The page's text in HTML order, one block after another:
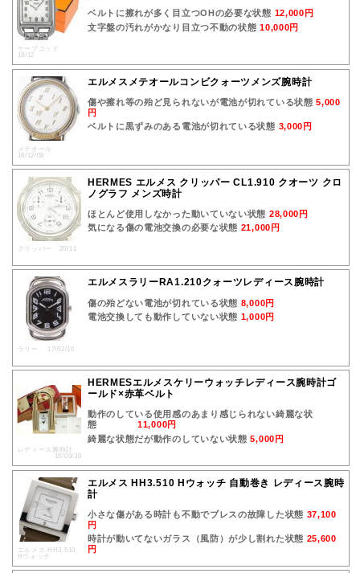
ケープコッド
18/12
ベルトに擦れが多く目立つOHの必要な状態 12,000円
文字盤の汚れがかなり目立つ不動の状態10,000円
メテオール
16/12/08
エルメスメテオールコンビクォーツメンズ腕時計
傷や擦れ等の殆ど見られないが電池が切れている状態5,000
円
ベルトに黒ずみのある電池が切れている状態 3,000円
クリッパー 20/11
HERMES エルメス クリッパー CL1.910 クオーツ クロ
ノグラフ メンズ時計
ほとんど使用しなかった動いていない状態 28,000円
気になる傷の電池交換の必要な状態 21,000円
ラリー 17/02/10
エルメスラリーRA1.210クォーツレディース腕時計
傷の殆どない電池が切れている状態 8,000円
電池交換しても動作していない状態 1,000円
レディース腕時計
16/09/30
HERMESエルメスケリーウォッチレディース腕時計ゴ
ールド×赤革ベルト
動作のしている使用感のあまり感じられない綺麗な状
態11,000円
綺麗な状態だが動作のしていない状態5,000円
エルメス HH3.510
Hウォッチ
エルメス HH3.510 Hウォッチ 自動巻き レディース腕時
計
小さな傷がある時計も不動でブレスの故障した状態 37,100
円
時計が動いてないガラス（風防）が少し割れた状態 25,600
円